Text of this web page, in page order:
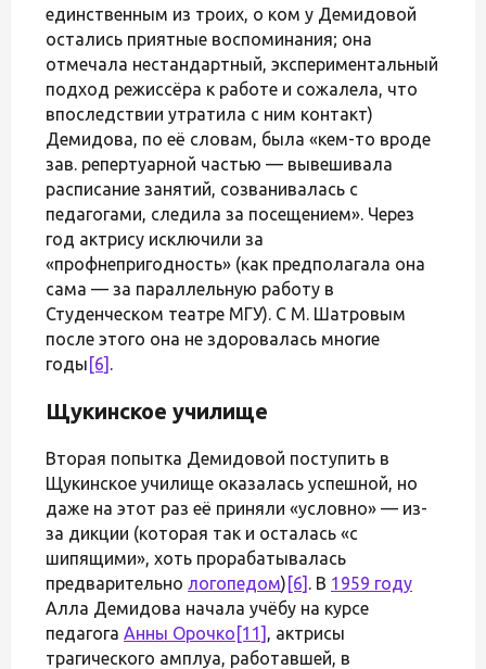
единственным из троих, о ком у Демидовой
остались приятные воспоминания; она
отмечала нестандартный, экспериментальный
подход режиссёра к работе и сожалела, что
впоследствии утратила с ним контакт)
Демидова, по её словам, была «кем-то вроде
зав. репертуарной частью — вывешивала
расписание занятий, созванивалась с
педагогами, следила за посещением». Через
год актрису исключили за
«профнепригодность» (как предполагала она
сама — за параллельную работу в
Студенческом театре МГУ). С М. Шатровым
после этого она не здоровалась многие
годы [6] .
Щукинское училище
Вторая попытка Демидовой поступить в
Щукинское училище оказалась успешной, но
даже на этот раз её приняли «условно» — из-
за дикции (которая так и осталась «с
шипящими», хоть прорабатывалась
предварительно логопедом) [6] . В 1959 году
Алла Демидова начала учёбу на курсе
педагога Анны Орочко [11] , актрисы
трагического амплуа, работавшей, в